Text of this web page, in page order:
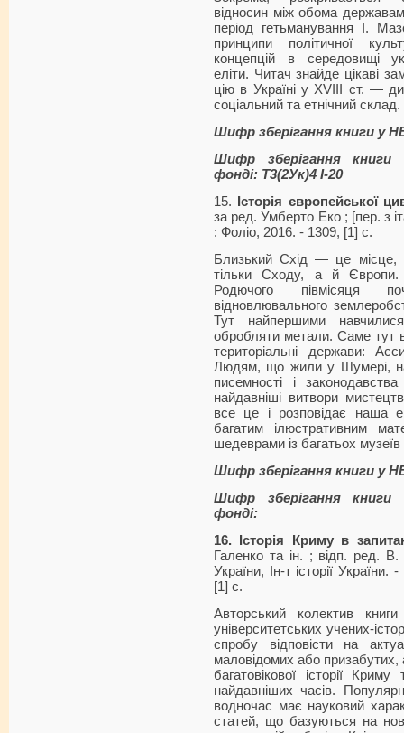
відносин між обома
період гетьманування І.
принципи політичної
концепцій в середовищі
еліти. Читач знайде цікаві
цію в Україні у XVIII ст. —
соціальний та етнічний склад.
Шифр зберігання книги у
Шифр зберігання книги
фонді: Т3(2Ук)4 І-20
15. Історія європейської
за ред. Умберто Еко ; [пер. з
: Фоліо, 2016. - 1309, [1] с.
Близький Схід — це місце,
тільки Сходу, а й Європи.
Родючого півмісяця
відновлювального
Тут найпершими
обробляти метали. Саме тут
територіальні держави:
Людям, що жили у Шумері,
писемності і
найдавніші витвори
все це і розповідає наша
багатим ілюстративним
шедеврами із багатьох музеїв
Шифр зберігання книги у
Шифр зберігання книги
фонді:
16. Історія Криму в
Галенко та ін. ; відп. ред.
України, Ін-т історії
[1] с.
Авторський колектив
університетських учених-
спробу відповісти на
маловідомих або призабутих,
багатовікової історії
найдавніших часів.
водночас має науковий
статей, що базуються на